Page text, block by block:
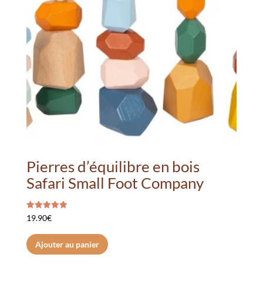
Pierres d’équilibre en bois
Safari Small Foot Company
Note
5.00
19.90€
Ajouter au panier